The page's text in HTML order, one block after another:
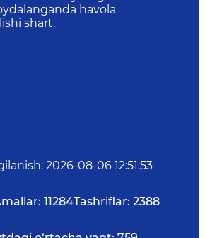
havola
shart.
: 2026-08-06 12:51:53
11284Tashriflar: 2388